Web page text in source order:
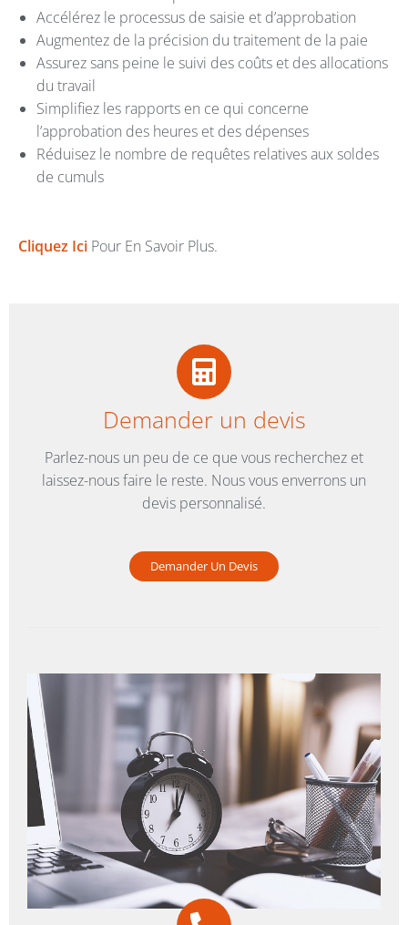
Accélérez le processus de saisie et d’approbation
Augmentez de la précision du traitement de la paie
Assurez sans peine le suivi des coûts et des allocations
du travail
Simplifiez les rapports en ce qui concerne
l’approbation des heures et des dépenses
Réduisez le nombre de requêtes relatives aux soldes
de cumuls
Cliquez Ici Pour En Savoir Plus.
Demander un devis
Parlez-nous un peu de ce que vous recherchez et
laissez-nous faire le reste. Nous vous enverrons un
devis personnalisé.
Demander Un Devis